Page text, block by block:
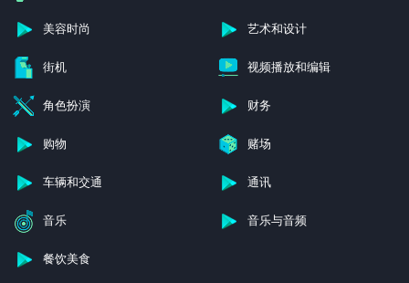
美容时尚 艺术和设计
街机 视频播放和编辑
角色扮演 财务
购物 赌场
车辆和交通 通讯
音乐 音乐与音频
餐饮美食